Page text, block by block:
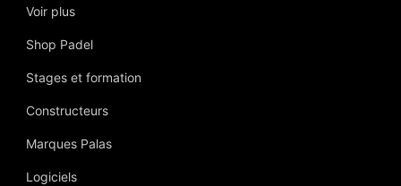
Voir plus
Shop Padel
Stages et formation
Constructeurs
Marques Palas
Logiciels